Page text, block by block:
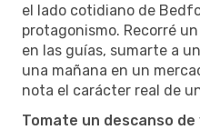
el lado cotidiano de
protagonismo. Recorré
en las guías, sumarte a
una mañana en un
nota el carácter real de
Tomate un descanso de